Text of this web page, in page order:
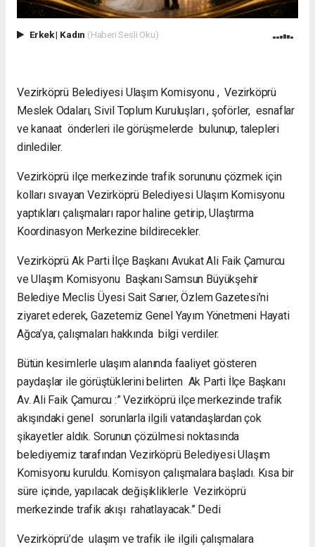
Erkek| Kadın (Haberi Sesli Oku)
Vezirköprü Belediyesi Ulaşım Komisyonu , Vezirköprü
Meslek Odaları, Sivil Toplum Kuruluşları , şoförler, esnaflar
ve kanaat önderleri ile görüşmelerde bulunup, talepleri
dinlediler.
Vezirköprü ilçe merkezinde trafik sorununu çözmek için
kolları sıvayan Vezirköprü Belediyesi Ulaşım Komisyonu
yaptıkları çalışmaları rapor haline getirip, Ulaştırma
Koordinasyon Merkezine bildirecekler.
Vezirköprü Ak Parti İlçe Başkanı Avukat Ali Faik Çamurcu
ve Ulaşım Komisyonu Başkanı Samsun Büyükşehir
Belediye Meclis Üyesi Sait Sarıer, Özlem Gazetesi’ni
ziyaret ederek, Gazetemiz Genel Yayım Yönetmeni Hayati
Ağca’ya, çalışmaları hakkında bilgi verdiler.
Bütün kesimlerle ulaşım alanında faaliyet gösteren
paydaşlar ile görüştüklerini belirten Ak Parti İlçe Başkanı
Av. Ali Faik Çamurcu :” Vezirköprü ilçe merkezinde trafik
akışındaki genel sorunlarla ilgili vatandaşlardan çok
şikayetler aldık. Sorunun çözülmesi noktasında
belediyemiz tarafından Vezirköprü Belediyesi Ulaşım
Komisyonu kuruldu. Komisyon çalışmalara başladı. Kısa bir
süre içinde, yapılacak değişikliklerle Vezirköprü
merkezinde trafik akışı rahatlayacak.” Dedi
Vezirköprü’de ulaşım ve trafik ile ilgili çalışmalara